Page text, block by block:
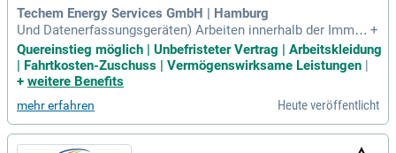
Techem Energy Services GmbH | Hamburg
Und Datenerfassungsgeräten) Arbeiten innerhalb der Immob
ilien Übernahme der Einsätze innerhalb des Einzugsgebiete
s; in der Regel nah an Deinem Wohnort Eigenverantwortlich
e Sonderaufgaben wie Objektbegehungen und Wartungen vo
+
Quereinstieg möglich | Unbefristeter Vertrag | Arbeitskleidung
| Fahrtkosten-Zuschuss | Vermögenswirksame Leistungen |
+ weitere Benefits
mehr erfahren Heute veröffentlicht